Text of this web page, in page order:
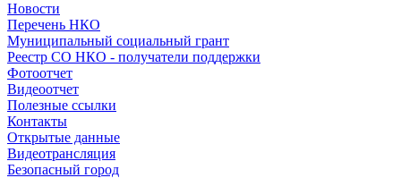
Новости
Перечень НКО
Муниципальный социальный грант
Реестр СО НКО - получатели поддержки
Фотоотчет
Видеоотчет
Полезные ссылки
Контакты
Открытые данные
Видеотрансляция
Безопасный город